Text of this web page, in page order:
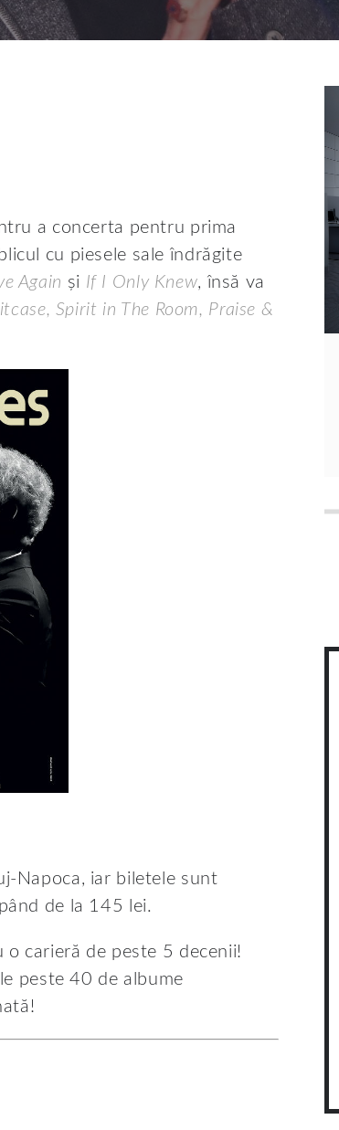
a concerta pentru prima
cu piesele sale îndrăgite
Again și If I Only Knew, însă va
Spirit in The Room, Praise &
Napoca, iar biletele sunt
de la 145 lei.
carieră de peste 5 decenii!
peste 40 de albume